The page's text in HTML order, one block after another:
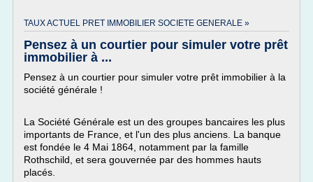
TAUX ACTUEL PRET IMMOBILIER SOCIETE GENERALE »
Pensez à un courtier pour simuler votre prêt
immobilier à ...
Pensez à un courtier pour simuler votre prêt immobilier à la
société générale !
La Société Générale est un des groupes bancaires les plus
importants de France, et l'un des plus anciens. La banque
est fondée le 4 Mai 1864, notamment par la famille
Rothschild, et sera gouvernée par des hommes hauts
placés.